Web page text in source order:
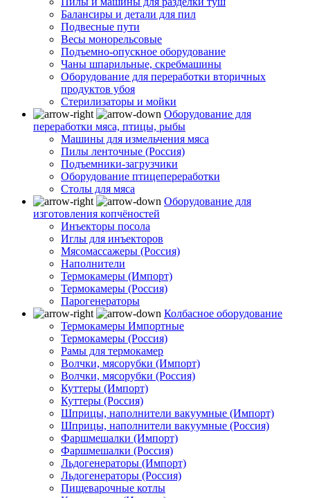
Балансиры и детали для пил
Подвесные пути
Весы монорельсовые
Подъемно-опускное оборудование
Чаны шпарильные, скребмашины
Оборудование для переработки вторичных
продуктов убоя
Стерилизаторы и мойки
Оборудование для
переработки мяса, птицы, рыбы
Машины для измельчения мяса
Пилы ленточные (Россия)
Подъемники-загрузчики
Оборудование птицепереработки
Столы для мяса
Оборудование для
изготовления копчёностей
Инъекторы посола
Иглы для инъекторов
Мясомассажеры (Россия)
Наполнители
Термокамеры (Импорт)
Термокамеры (Россия)
Парогенераторы
Колбасное оборудование
Термокамеры Импортные
Термокамеры (Россия)
Рамы для термокамер
Волчки, мясорубки (Импорт)
Волчки, мясорубки (Россия)
Куттеры (Импорт)
Куттеры (Россия)
Шприцы, наполнители вакуумные (Импорт)
Шприцы, наполнители вакуумные (Россия)
Фаршмешалки (Импорт)
Фаршмешалки (Россия)
Льдогенераторы (Импорт)
Льдогенераторы (Россия)
Пищеварочные котлы